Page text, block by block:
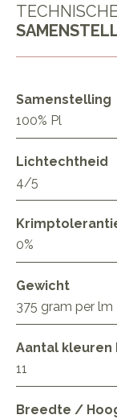
Samenstelling
100% Pl
Lichtechtheid
4/5
0%
Gewicht
375 gram per lm
Aantal kleuren
11
Breedte /